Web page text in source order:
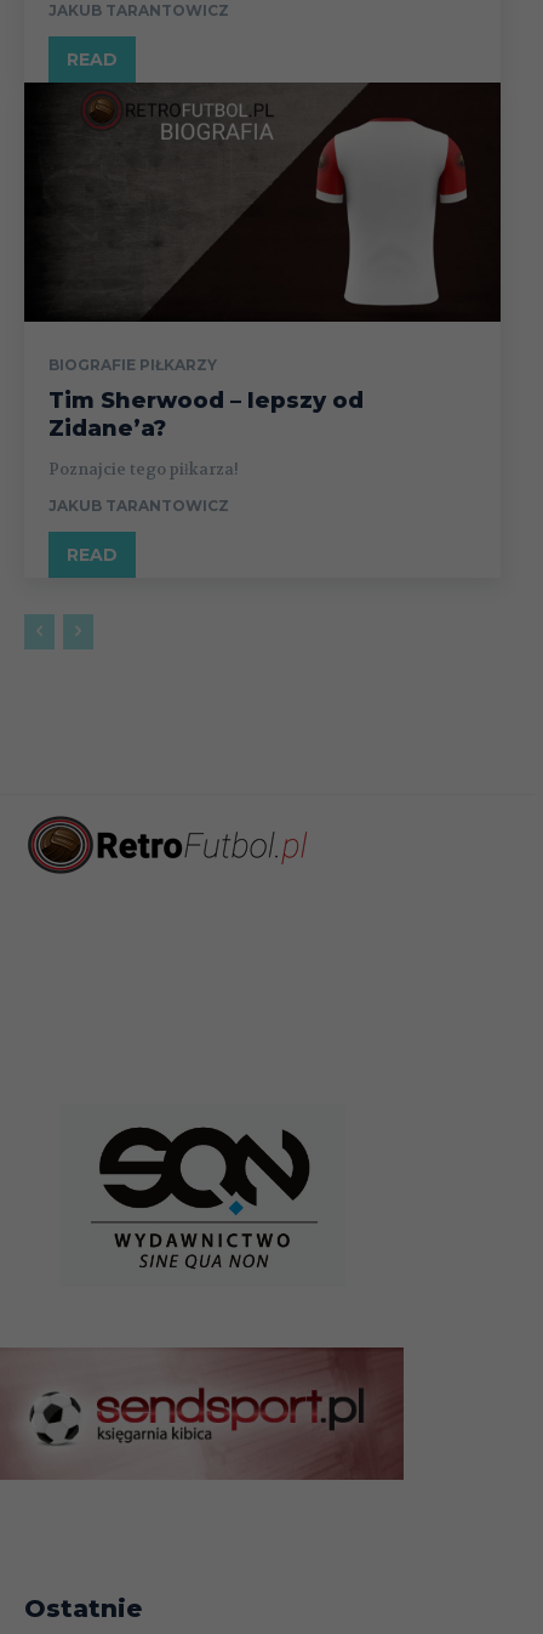
JAKUB TARANTOWICZ
READ
BIOGRAFIE PIŁKARZY
Tim Sherwood – lepszy od
Zidane’a?
Poznajcie tego piłkarza!
JAKUB TARANTOWICZ
READ
Ostatnie